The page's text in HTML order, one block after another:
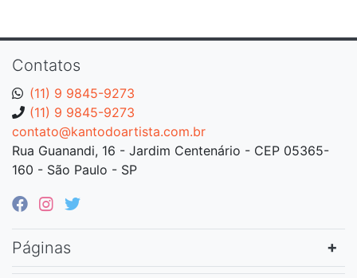
Contatos
(11) 9 9845-9273
(11) 9 9845-9273
contato@kantodoartista.com.br
Rua Guanandi, 16 - Jardim Centenário - CEP 05365-
160 - São Paulo - SP
Páginas